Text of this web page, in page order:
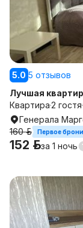
5.0 5 отзывов
Квартира2 гостя
Генерала
160 р.
Первое
152 р.за 1 ночь